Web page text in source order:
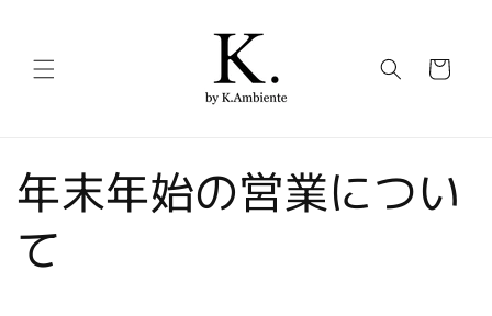
ー
年末年始の営業につい
て